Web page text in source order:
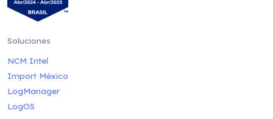
Soluciones
NCM Intel
Import México
LogManager
LogOS